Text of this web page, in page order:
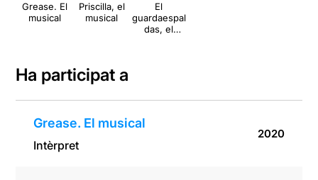
Grease. El
musical
Priscilla, el
musical
El
guardaespal
das, el
Ha participat a
Grease. El musical
Intèrpret
2020